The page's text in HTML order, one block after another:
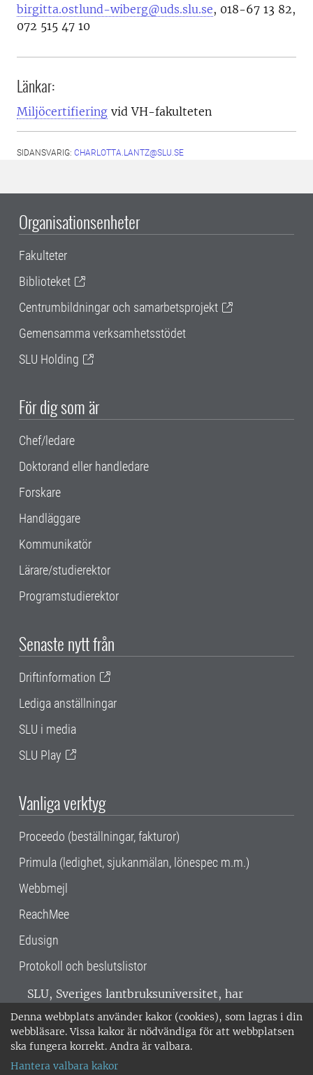
Denna webbplats använder kakor (cookies), som lagras i din
webbläsare. Vissa kakor är nödvändiga för att webbplatsen
ska fungera korrekt. Andra är valbara.
Hantera valbara kakor
birgitta.ostlund-wiberg@uds.slu.se, 018-67 13 82,
072 515 47 10
Länkar:
Miljöcertifiering vid VH-fakulteten
SIDANSVARIG: CHARLOTTA.LANTZ@SLU.SE
Organisationsenheter
Fakulteter
Biblioteket
Centrumbildningar och samarbetsprojekt
Gemensamma verksamhetsstödet
SLU Holding
För dig som är
Chef/ledare
Doktorand eller handledare
Forskare
Handläggare
Kommunikatör
Lärare/studierektor
Programstudierektor
Senaste nytt från
Driftinformation
Lediga anställningar
SLU i media
SLU Play
Vanliga verktyg
Proceedo (beställningar, fakturor)
Primula (ledighet, sjukanmälan, lönespec m.m.)
Webbmejl
ReachMee
Edusign
Protokoll och beslutslistor
SLU, Sveriges lantbruksuniversitet, har
verksamhet över hela Sverige. Huvudorter är
Alnarp, Uppsala och Umeå.SLU är
miljöcertifierat enligt ISO 14001. •
018-67 10 00 • Org nr: 202100-2817 •